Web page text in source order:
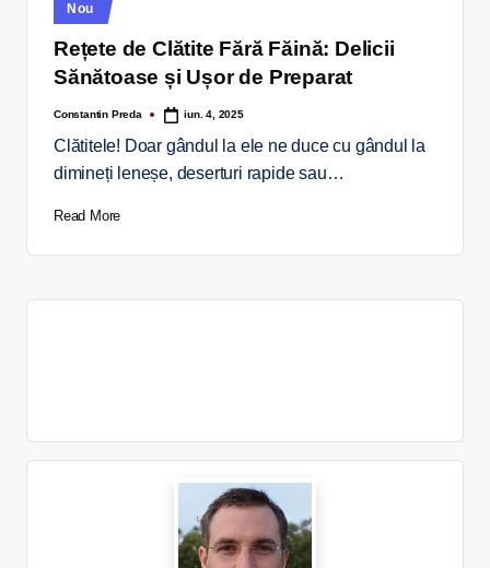
Nou
Rețete de Clătite Fără Făină: Delicii
Sănătoase și Ușor de Preparat
Constantin Preda iun. 4, 2025
Clătitele! Doar gândul la ele ne duce cu gândul la
dimineți leneșe, deserturi rapide sau…
Read More